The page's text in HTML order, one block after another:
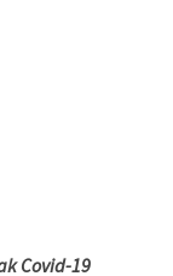
Covid-19